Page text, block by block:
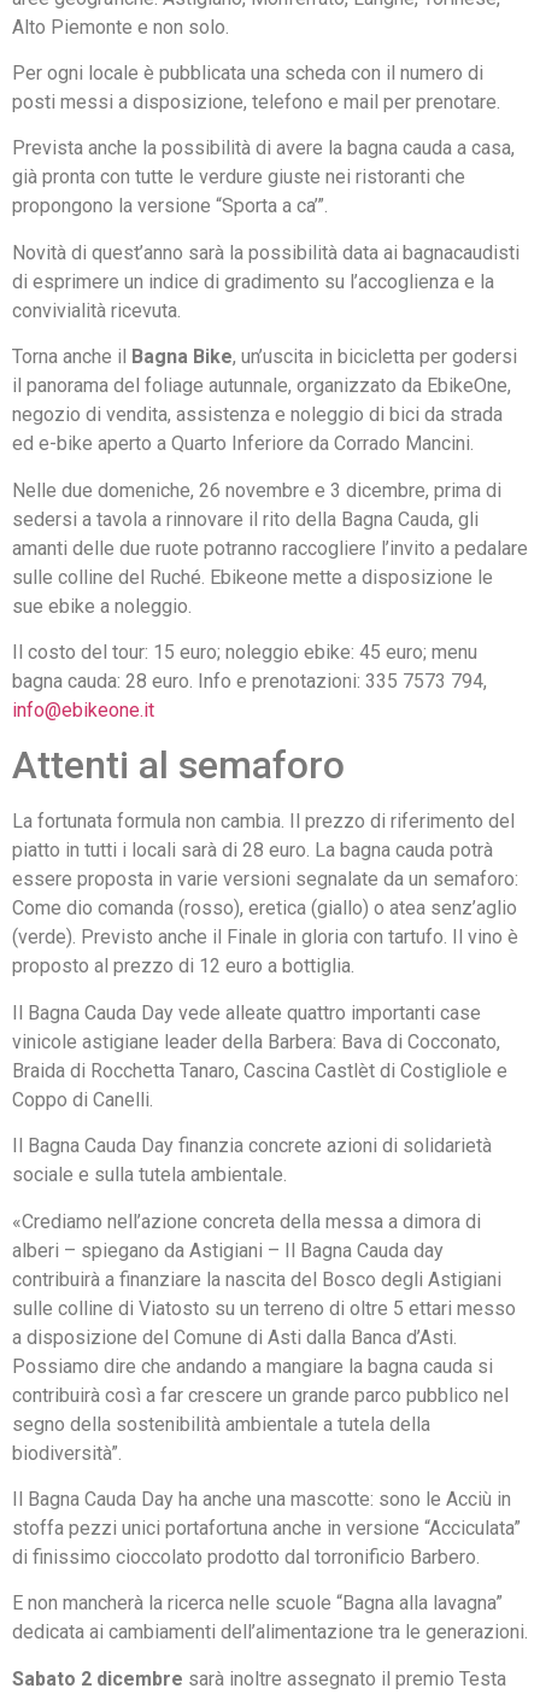
Alto Piemonte e non solo.
Per ogni locale è pubblicata una scheda con il numero di
posti messi a disposizione, telefono e mail per prenotare.
Prevista anche la possibilità di avere la bagna cauda a casa,
già pronta con tutte le verdure giuste nei ristoranti che
propongono la versione “Sporta a ca’”.
Novità di quest’anno sarà la possibilità data ai bagnacaudisti
di esprimere un indice di gradimento su l’accoglienza e la
convivialità ricevuta.
Torna anche il Bagna Bike, un’uscita in bicicletta per godersi
il panorama del foliage autunnale, organizzato da EbikeOne,
negozio di vendita, assistenza e noleggio di bici da strada
ed e-bike aperto a Quarto Inferiore da Corrado Mancini.
Nelle due domeniche, 26 novembre e 3 dicembre, prima di
sedersi a tavola a rinnovare il rito della Bagna Cauda, gli
amanti delle due ruote potranno raccogliere l’invito a pedalare
sulle colline del Ruché. Ebikeone mette a disposizione le
sue ebike a noleggio.
Il costo del tour: 15 euro; noleggio ebike: 45 euro; menu
bagna cauda: 28 euro. Info e prenotazioni: 335 7573 794,
info@ebikeone.it
Attenti al semaforo
La fortunata formula non cambia. Il prezzo di riferimento del
piatto in tutti i locali sarà di 28 euro. La bagna cauda potrà
essere proposta in varie versioni segnalate da un semaforo:
Come dio comanda (rosso), eretica (giallo) o atea senz’aglio
(verde). Previsto anche il Finale in gloria con tartufo. Il vino è
proposto al prezzo di 12 euro a bottiglia.
Il Bagna Cauda Day vede alleate quattro importanti case
vinicole astigiane leader della Barbera: Bava di Cocconato,
Braida di Rocchetta Tanaro, Cascina Castlèt di Costigliole e
Coppo di Canelli.
Il Bagna Cauda Day finanzia concrete azioni di solidarietà
sociale e sulla tutela ambientale.
«Crediamo nell’azione concreta della messa a dimora di
alberi – spiegano da Astigiani – Il Bagna Cauda day
contribuirà a finanziare la nascita del Bosco degli Astigiani
sulle colline di Viatosto su un terreno di oltre 5 ettari messo
a disposizione del Comune di Asti dalla Banca d’Asti.
Possiamo dire che andando a mangiare la bagna cauda si
contribuirà così a far crescere un grande parco pubblico nel
segno della sostenibilità ambientale a tutela della
biodiversità”.
Il Bagna Cauda Day ha anche una mascotte: sono le Acciù in
stoffa pezzi unici portafortuna anche in versione “Acciculata”
di finissimo cioccolato prodotto dal torronificio Barbero.
E non mancherà la ricerca nelle scuole “Bagna alla lavagna”
dedicata ai cambiamenti dell’alimentazione tra le generazioni.
Sabato 2 dicembre sarà inoltre assegnato il premio Testa